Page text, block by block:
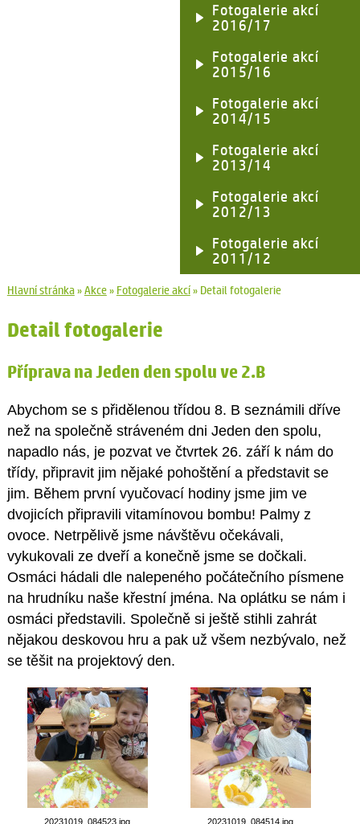
Fotogalerie akcí
2016/17
Fotogalerie akcí
2015/16
Fotogalerie akcí
2014/15
Fotogalerie akcí
2013/14
Fotogalerie akcí
2012/13
Fotogalerie akcí
2011/12
Hlavní stránka»Akce» Fotogalerie akcí» Detail fotogalerie
Detail fotogalerie
Příprava na Jeden den spolu ve 2.B
Abychom se s přidělenou třídou 8. B seznámili dříve
než na společně stráveném dni Jeden den spolu,
napadlo nás, je pozvat ve čtvrtek 26. září k nám do
třídy, připravit jim nějaké pohoštění a představit se
jim. Během první vyučovací hodiny jsme jim ve
dvojicích připravili vitamínovou bombu! Palmy z
ovoce. Netrpělivě jsme návštěvu očekávali,
vykukovali ze dveří a konečně jsme se dočkali.
Osmáci hádali dle nalepeného počátečního písmene
na hrudníku naše křestní jména. Na oplátku se nám i
osmáci představili. Společně si ještě stihli zahrát
nějakou deskovou hru a pak už všem nezbývalo, než
se těšit na projektový den.
20231019_084523.jpg 20231019_084514.jpg